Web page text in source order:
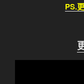
PS.